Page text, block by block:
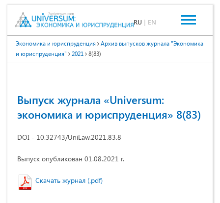
RU | EN
Экономика и юриспруденция
Архив выпусков журнала "Экономика
и юриспруденция"
2021 8(83)
Выпуск журнала «Universum:
экономика и юриспруденция» 8(83)
DOI - 10.32743/UniLaw.2021.83.8
Выпуск опубликован 01.08.2021 г.
Скачать журнал (.pdf)